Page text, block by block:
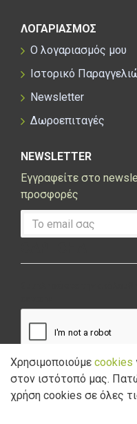
ΛΟΓΑΡΙΑΣΜΟΣ
Ο λογαριασμός μου
Ιστορικό
Newsletter
Δωροεπιταγές
NEWSLETTER
Εγγραφείτε στο
προσφορές
Έχω διαβάσει και
Χρησιμοποιούμε cookies
στον ιστότοπό μας.
χρήση cookies σε όλες